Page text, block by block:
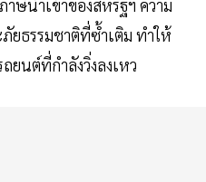
ษีนำเข้าของสหรัฐฯ ความ
ยธรรมชาติที่ซ้ำเติม ทำให้
ยนต์ที่กำลังวิ่งลงเหว